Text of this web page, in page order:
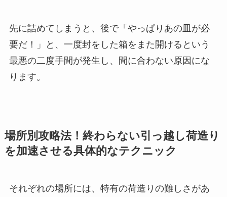
先に詰めてしまうと、後で「やっぱりあの皿が必
要だ！」と、一度封をした箱をまた開けるという
最悪の二度手間が発生し、間に合わない原因にな
ります。
場所別攻略法！終わらない引っ越し荷造り
を加速させる具体的なテクニック
それぞれの場所には、特有の荷造りの難しさがあ